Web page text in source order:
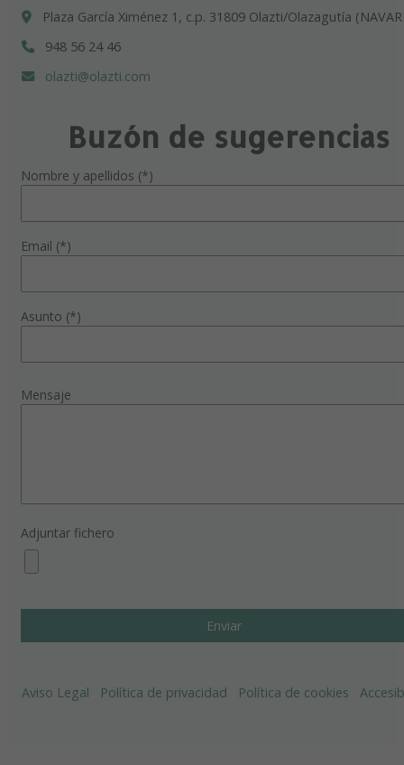
Plaza García Ximénez 1, c.p. 31809 Olazti/Olazagutía
948 56 24 46
olazti@olazti.com
Buzón de sugerencias
Nombre y apellidos (*)
Email (*)
Asunto (*)
Mensaje
Adjuntar fichero
Aviso Legal Política de privacidad Política de cookies